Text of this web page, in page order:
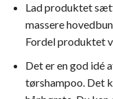
Lad produktet
massere
Fordel produktet
Det er en god idé
tørshampoo. Det